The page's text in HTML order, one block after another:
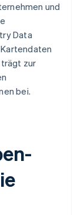
und
Data
zur
bei.